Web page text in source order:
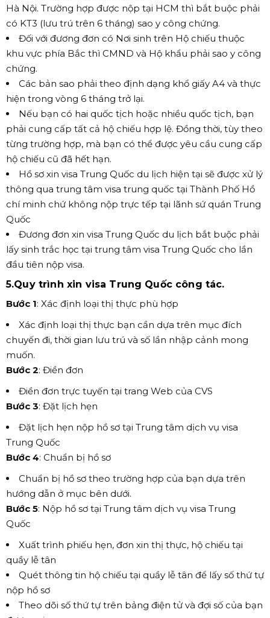
Hà Nội. Trường hợp được nộp tại HCM thì bắt buộc phải
có KT3 (lưu trú trên 6 tháng) sao y công chứng.
Đối với đương đơn có Nơi sinh trên Hộ chiếu thuộc
khu vực phía Bắc thì CMND và Hộ khẩu phải sao y công
chứng.
Các bản sao phải theo định dạng khổ giấy A4 và thực
hiện trong vòng 6 tháng trở lại.
Nếu bạn có hai quốc tịch hoặc nhiều quốc tịch, bạn
phải cung cấp tất cả hộ chiếu hợp lệ. Đồng thời, tùy theo
từng trường hợp, mà bạn có thể được yêu cầu cung cấp
hộ chiếu cũ đã hết hạn.
Hồ sơ xin visa Trung Quốc du lịch hiện tại sẽ được xử lý
thông qua trung tâm visa trung quốc tại Thành Phố Hồ
chí minh chứ không nộp trực tếp tại lãnh sứ quán Trung
Quốc
Đương đơn xin visa Trung Quốc du lịch bắt buộc phải
lấy sinh trắc học tại trung tâm visa Trung Quốc cho lần
đầu tiên nộp visa.
5.Quy trình xin visa Trung Quốc công tác.
Bước 1: Xác định loại thị thực phù hợp
Xác định loại thị thực bạn cần dựa trên mục đích
chuyến đi, thời gian lưu trú và số lần nhập cảnh mong
muốn.
Bước 2: Điền đơn
Điền đơn trực tuyến tại trang Web của CVS
Bước 3: Đặt lịch hẹn
Đặt lịch hẹn nộp hồ sơ tại Trung tâm dịch vụ visa
Trung Quốc
Bước 4: Chuẩn bị hồ sơ
Chuẩn bị hồ sơ theo trường hợp của bạn dựa trên
hướng dẫn ở mục bên dưới.
Bước 5: Nộp hồ sơ tại Trung tâm dịch vụ visa Trung
Quốc
Xuất trình phiếu hẹn, đơn xin thị thực, hộ chiếu tại
quầy lễ tân
Quét thông tin hộ chiếu tại quầy lễ tân để lấy số thứ tự
nộp hồ sơ
Theo dõi số thứ tự trên bảng điện tử và đợi số của bạn